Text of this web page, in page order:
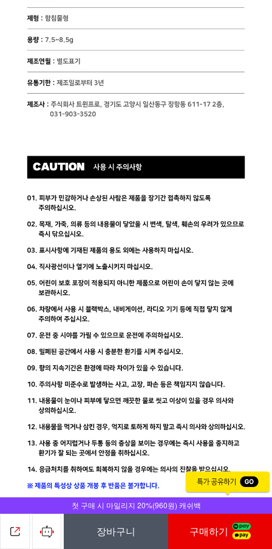
첫 구매 시 마일리지 20%(960원) 캐쉬백
장바구니 구매하기